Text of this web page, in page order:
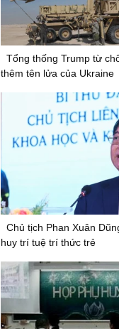
Tổng thống Trump từ
thêm tên lửa của Ukraine
Chủ tịch Phan Xuân
huy trí tuệ trí thức trẻ